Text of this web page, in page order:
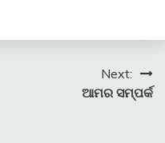
Next:
ଆମର ସମ୍ପର୍କ